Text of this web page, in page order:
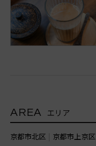
AREA エリア
京都市北区 京都市上京区